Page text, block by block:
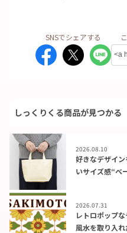
しっくりくる商品が見つかる
2026.08.10
好きなデザイ
いサイズ感“ベ
2026.07.31
レトロポップ
風水を取り入